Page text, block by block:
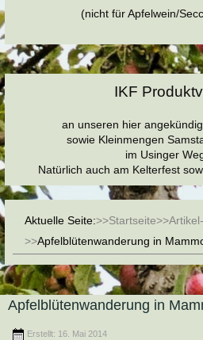
(nicht für Apfelwein/
IKF
an unseren hier
sowie Kleinmengen
im Usinger
Natürlich auch am Kelterfest
Aktuelle Seite: Startseite
Apfelblütenwanderung in
Apfelblütenwanderung in
Erstellt: 16. Mai 2014